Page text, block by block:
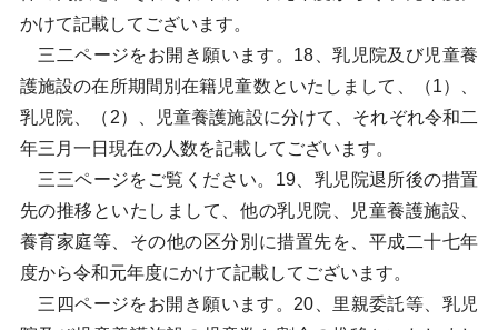
かけて記載してございます。
三二ページをお開き願います。18、乳児院及び児童養
護施設の在所期間別在籍児童数といたしまして、（1）、
乳児院、（2）、児童養護施設に分けて、それぞれ令和二
年三月一日現在の人数を記載してございます。
三三ページをご覧ください。19、乳児院退所後の措置
先の推移といたしまして、他の乳児院、児童養護施設、
養育家庭等、その他の区分別に措置先を、平成二十七年
度から令和元年度にかけて記載してございます。
三四ページをお開き願います。20、里親委託等、乳児